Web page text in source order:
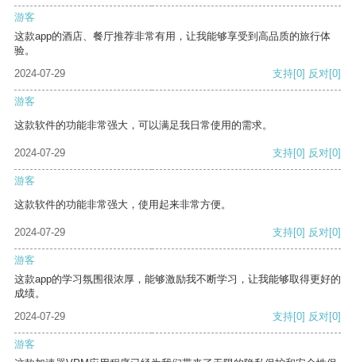
游客
这款app的酒店、餐厅推荐非常有用，让我能够享受到高品质的旅行体
验。
2024-07-29
支持[0] 反对[0]
游客
这款软件的功能非常强大，可以满足我日常使用的需求。
2024-07-29 支持[0] 反对[0]
游客
这款软件的功能非常强大，使用起来非常方便。
2024-07-29 支持[0] 反对[0]
游客
这款app的学习氛围很浓厚，能够激励我不断学习，让我能够取得更好的
成绩。
2024-07-29
支持[0] 反对[0]
游客